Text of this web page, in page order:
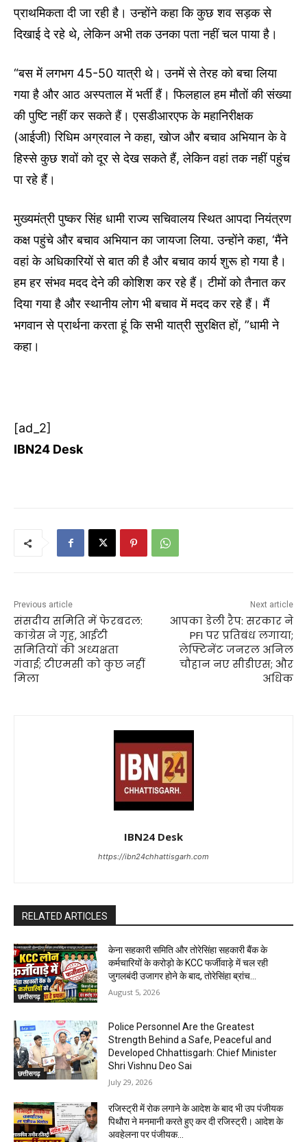
प्राथमिकता दी जा रही है। उन्होंने कहा कि कुछ शव सड़क से
दिखाई दे रहे थे, लेकिन अभी तक उनका पता नहीं चल पाया है।
“बस में लगभग 45-50 यात्री थे। उनमें से तेरह को बचा लिया
गया है और आठ अस्पताल में भर्ती हैं। फिलहाल हम मौतों की संख्या
की पुष्टि नहीं कर सकते हैं। एसडीआरएफ के महानिरीक्षक
(आईजी) रिधिम अग्रवाल ने कहा, खोज और बचाव अभियान के वे
हिस्से कुछ शवों को दूर से देख सकते हैं, लेकिन वहां तक ​​नहीं पहुंच
पा रहे हैं।
मुख्यमंत्री पुष्कर सिंह धामी राज्य सचिवालय स्थित आपदा नियंत्रण
कक्ष पहुंचे और बचाव अभियान का जायजा लिया. उन्होंने कहा, ‘मैंने
वहां के अधिकारियों से बात की है और बचाव कार्य शुरू हो गया है।
हम हर संभव मदद देने की कोशिश कर रहे हैं। टीमों को तैनात कर
दिया गया है और स्थानीय लोग भी बचाव में मदद कर रहे हैं। मैं
भगवान से प्रार्थना करता हूं कि सभी यात्री सुरक्षित हों, ”धामी ने
कहा।
[ad_2]
IBN24 Desk
Previous article
संसदीय समिति में फेरबदल:
कांग्रेस ने गृह, आईटी
समितियों की अध्यक्षता
गंवाई; टीएमसी को कुछ नहीं
मिला
Next article
आपका डेली रैप: सरकार ने
PFI पर प्रतिबंध लगाया;
लेफ्टिनेंट जनरल अनिल
चौहान नए सीडीएस; और
अधिक
IBN24 Desk
https://ibn24chhattisgarh.com
RELATED ARTICLES
छत्तीसगढ़
केना सहकारी समिति और तोरेसिंहा सहकारी बैंक के
कर्मचारियों के करोड़ो के KCC फर्जीवाड़े में चल रही
जुगलबंदी उजागर होने के बाद, तोरेसिंहा ब्रांच...
August 5, 2026
छत्तीसगढ़
Police Personnel Are the Greatest
Strength Behind a Safe, Peaceful and
Developed Chhattisgarh: Chief Minister
Shri Vishnu Deo Sai
July 29, 2026
रजिस्ट्री में रोक लगाने के आदेश के बाद भी उप पंजीयक
पिथौरा ने मनमानी करते हुए कर दी रजिस्ट्री। आदेश के
अवहेलना पर पंजीयक...